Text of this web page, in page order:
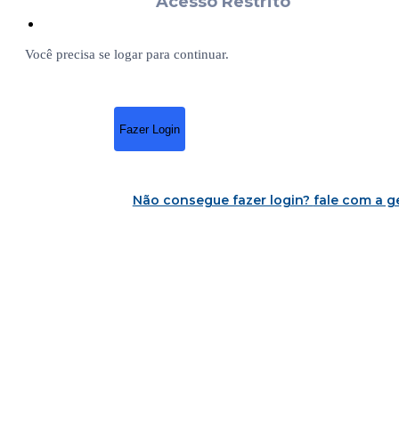
Você precisa se logar para continuar.
Fazer Login
Não consegue fazer login? fale com a